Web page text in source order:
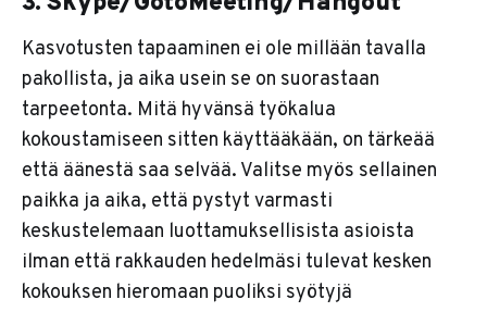
Kasvotusten tapaaminen ei ole millään tavalla
pakollista, ja aika usein se on suorastaan
tarpeetonta. Mitä hyvänsä työkalua
kokoustamiseen sitten käyttääkään, on tärkeää
että äänestä saa selvää. Valitse myös sellainen
paikka ja aika, että pystyt varmasti
keskustelemaan luottamuksellisista asioista
ilman että rakkauden hedelmäsi tulevat kesken
kokouksen hieromaan puoliksi syötyjä